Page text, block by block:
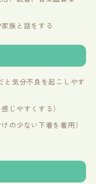
族と話をする
と気分不良を起こしやす
じやすくする）
の少ない下着を着用）